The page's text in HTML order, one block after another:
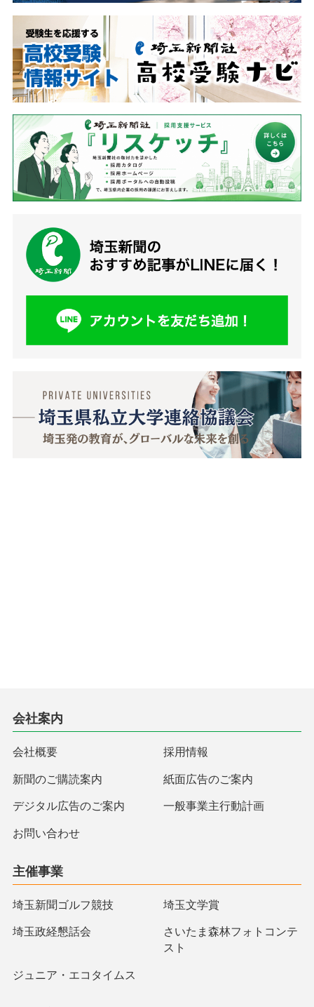
会社案内
会社概要 採用情報
新聞のご購読案内 紙面広告のご案内
デジタル広告のご案内 一般事業主行動計画
お問い合わせ
主催事業
埼玉新聞ゴルフ競技 埼玉文学賞
埼玉政経懇話会
さいたま森林フォトコンテ
スト
ジュニア・エコタイムス